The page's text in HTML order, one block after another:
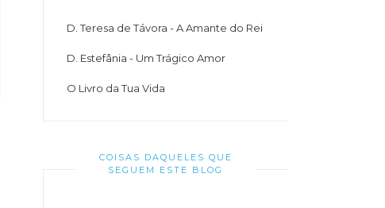
D. Teresa de Távora - A Amante do Rei
D. Estefânia - Um Trágico Amor
O Livro da Tua Vida
COISAS DAQUELES QUE
SEGUEM ESTE BLOG